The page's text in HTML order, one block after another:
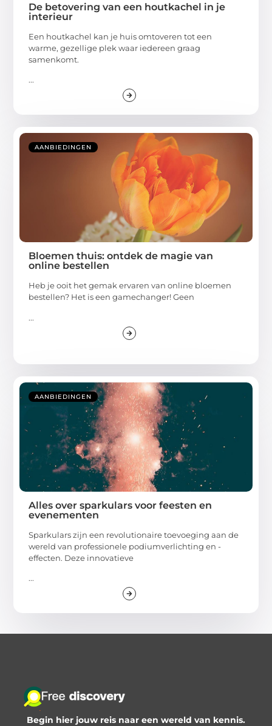
De betovering van een houtkachel in je
interieur
Een houtkachel kan je huis omtoveren tot een
warme, gezellige plek waar iedereen graag
samenkomt.
...
AANBIEDINGEN
Bloemen thuis: ontdek de magie van
online bestellen
Heb je ooit het gemak ervaren van online bloemen
bestellen? Het is een gamechanger! Geen
...
AANBIEDINGEN
Alles over sparkulars voor feesten en
evenementen
Sparkulars zijn een revolutionaire toevoeging aan de
wereld van professionele podiumverlichting en -
effecten. Deze innovatieve
...
Begin hier jouw reis naar een wereld van kennis.